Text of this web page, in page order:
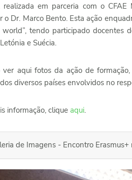
realizada em parceria com o
o Dr. Marco Bento. Esta ação
tendo participado docentes
e Suécia.
ver aqui fotos da ação de
diversos países envolvidos no
informação, cliqueaqui.
de Imagens - Encontro